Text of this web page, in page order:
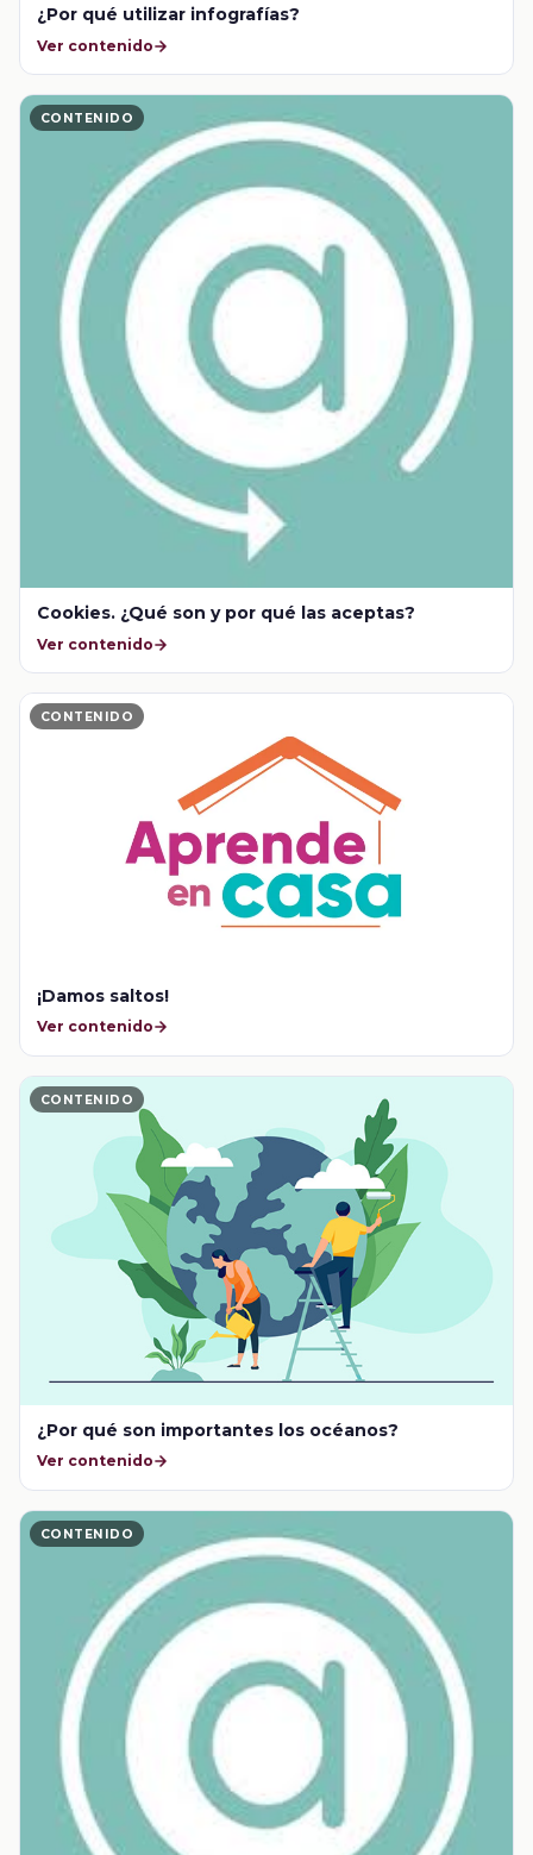
¿Por qué utilizar infografías?
Ver contenido
CONTENIDO
Cookies. ¿Qué son y por qué las aceptas?
Ver contenido
CONTENIDO
¡Damos saltos!
Ver contenido
CONTENIDO
¿Por qué son importantes los océanos?
Ver contenido
CONTENIDO